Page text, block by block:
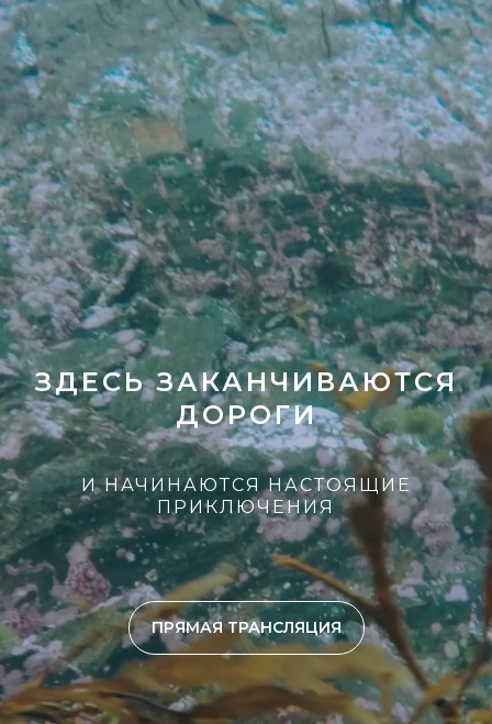
ЗДЕСЬ ЗАКАНЧИВАЮТСЯ
ДОРОГИ
И НАЧИНАЮТСЯ НАСТОЯЩИЕ
ПРИКЛЮЧЕНИЯ
ПРЯМАЯ ТРАНСЛЯЦИЯ